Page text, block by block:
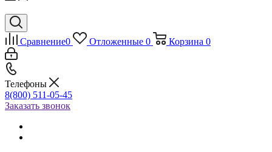
Сравнение0 Отложенные 0 Корзина 0
Телефоны
8(800) 511-05-45
Заказать звонок